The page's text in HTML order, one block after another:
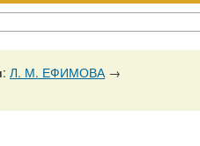
: Л. М. ЕФИМОВА→